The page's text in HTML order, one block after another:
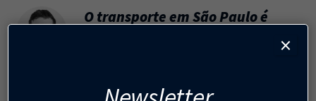
O transporte em São Paulo é
×